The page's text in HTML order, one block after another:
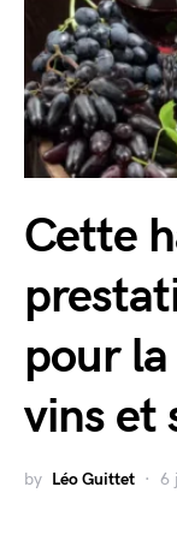
Cette
pour
vins et
by Léo Guittet 6